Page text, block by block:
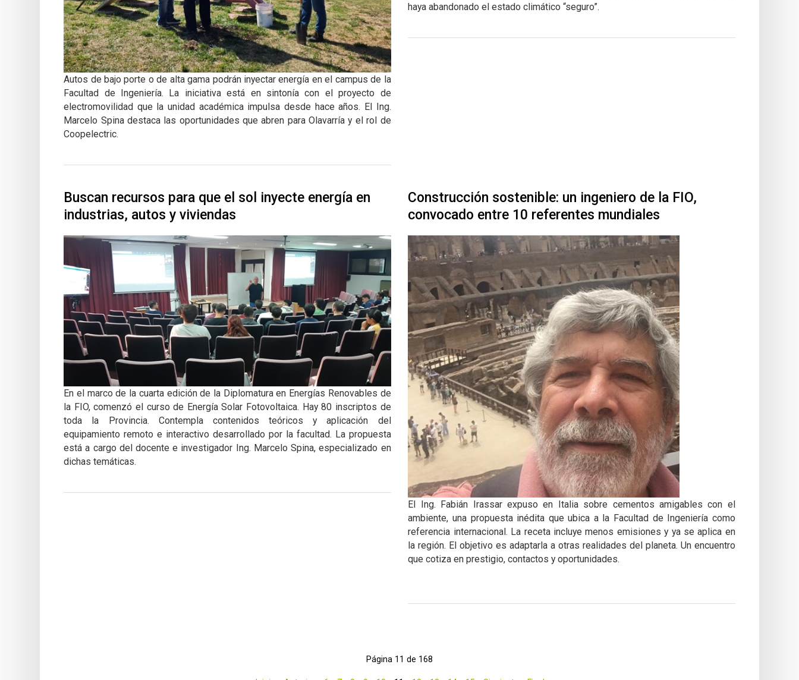
Autos de bajo porte o de alta gama podrán inyectar energía en el campus de la
Facultad de Ingeniería. La iniciativa está en sintonía con el proyecto de
electromovilidad que la unidad académica impulsa desde hace años. El Ing.
Marcelo Spina destaca las oportunidades que abren para Olavarría y el rol de
Coopelectric.
haya abandonado el estado climático “seguro”.
Buscan recursos para que el sol inyecte energía en
industrias, autos y viviendas
En el marco de la cuarta edición de la Diplomatura en Energías Renovables de
la FIO, comenzó el curso de Energía Solar Fotovoltaica. Hay 80 inscriptos de
toda la Provincia. Contempla contenidos teóricos y aplicación del
equipamiento remoto e interactivo desarrollado por la facultad. La propuesta
está a cargo del docente e investigador Ing. Marcelo Spina, especializado en
dichas temáticas.
Construcción sostenible: un ingeniero de la FIO,
convocado entre 10 referentes mundiales
El Ing. Fabián Irassar expuso en Italia sobre cementos amigables con el
ambiente, una propuesta inédita que ubica a la Facultad de Ingeniería como
referencia internacional. La receta incluye menos emisiones y ya se aplica en
la región. El objetivo es adaptarla a otras realidades del planeta. Un encuentro
que cotiza en prestigio, contactos y oportunidades.
Página 11 de 168